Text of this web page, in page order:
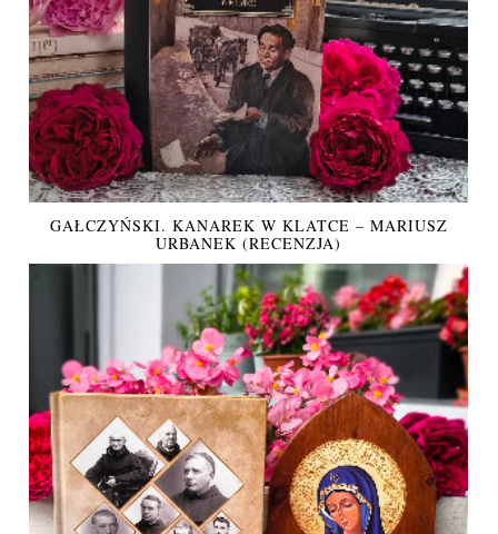
GAŁCZYŃSKI. KANAREK W KLATCE – MARIUSZ
URBANEK (RECENZJA)